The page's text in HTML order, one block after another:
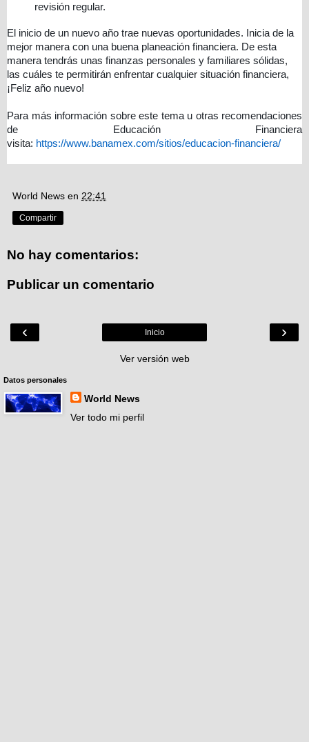
revisión regular.
El inicio de un nuevo año trae nuevas oportunidades. Inicia de la
mejor manera con una buena planeación financiera. De esta
manera tendrás unas finanzas personales y familiares sólidas,
las cuáles te permitirán enfrentar cualquier situación financiera,
¡Feliz año nuevo!
Para más información sobre este tema u otras recomendaciones
de Educación Financiera
visita: https://www.banamex.com/sitios/educacion-financiera/
World News en 22:41
Compartir
No hay comentarios:
Publicar un comentario
‹ ›
Inicio
Ver versión web
Datos personales
World News
Ver todo mi perfil